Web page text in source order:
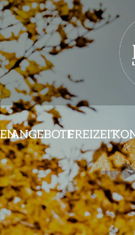
ANGEBOTEFREIZEIT